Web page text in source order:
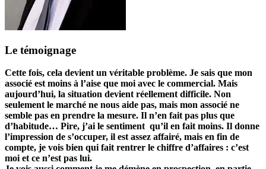
Le témoignage
Cette fois, cela devient un véritable problème. Je sais que mon
associé est moins à l’aise que moi avec le commercial. Mais
aujourd’hui, la situation devient réellement difficile. Non
seulement le marché ne nous aide pas, mais mon associé ne
semble pas en prendre la mesure. Il n’en fait pas plus que
d’habitude… Pire, j’ai le sentiment qu’il en fait moins. Il donne
l’impression de s’occuper, il est assez affairé, mais en fin de
compte, je vois bien qui fait rentrer le chiffre d’affaires : c’est
moi et ce n’est pas lui.